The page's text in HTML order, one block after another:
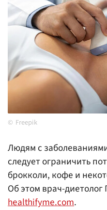
Freepik
Людям с
следует ограничить
брокколи, кофе и
Об этом врач-диетолог
healthifyme.com.